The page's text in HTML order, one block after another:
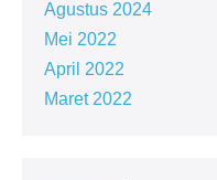
Agustus 2024
Mei 2022
April 2022
Maret 2022